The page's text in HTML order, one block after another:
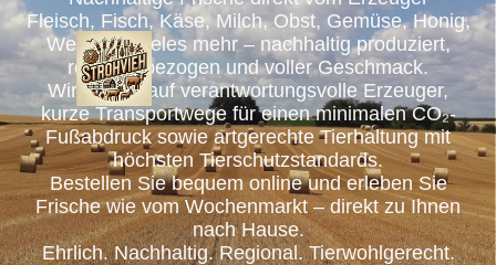
Fleisch, Fisch, Käse, Milch, Obst, Gemüse, Honig,
Wein und vieles mehr – nachhaltig produziert,
regional bezogen und voller Geschmack.
Wir setzen auf verantwortungsvolle Erzeuger,
kurze Transportwege für einen minimalen CO₂-
Fußabdruck sowie artgerechte Tierhaltung mit
höchsten Tierschutzstandards.
Bestellen Sie bequem online und erleben Sie
Frische wie vom Wochenmarkt – direkt zu Ihnen
nach Hause.
Ehrlich. Nachhaltig. Regional. Tierwohlgerecht.